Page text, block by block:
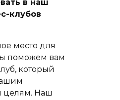
в наш
клубов
место для
поможем вам
который
целям. Наш